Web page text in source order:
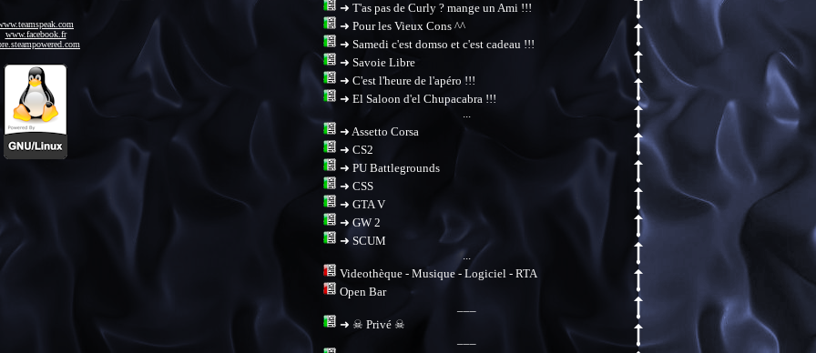
www.facebook.fr
➜ T'as pas de Curly ? mange un Ami !!!
➜ Pour les Vieux Cons ^^
➜ Samedi c'est domso et c'est cadeau !!!
➜ Savoie Libre
➜ C'est l'heure de l'apéro !!!
➜ El Saloon d'el Chupacabra !!!
...
➜ Assetto Corsa
➜ CS2
➜ PU Battlegrounds
➜ CSS
➜ GTA V
➜ GW 2
➜ SCUM
...
Videothèque - Musique - Logiciel - RTA
Open Bar
➜ ☠ Privé ☠